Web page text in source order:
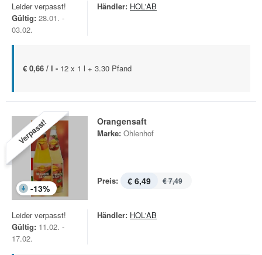
Leider verpasst!
Gültig: 28.01. -
03.02.
Händler: HOL'AB
€ 0,66 / l - 12 x 1 l + 3.30 Pfand
Verpasst!
-13%
Orangensaft
Marke: Ohlenhof
Preis: € 6,49 € 7,49
Leider verpasst!
Gültig: 11.02. -
17.02.
Händler: HOL'AB